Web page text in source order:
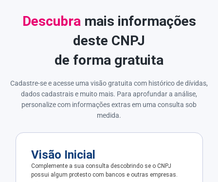
Descubra mais informações
deste CNPJ
de forma gratuita
Cadastre-se e acesse uma visão gratuita com histórico de dívidas,
dados cadastrais e muito mais. Para aprofundar a análise,
personalize com informações extras em uma consulta sob
medida.
Visão Inicial
Complemente a sua consulta descobrindo se o CNPJ
possui algum protesto com bancos e outras empresas.